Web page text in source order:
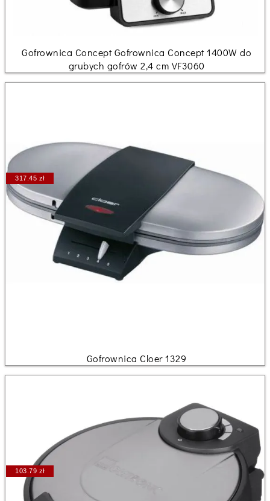
Gofrownica Concept Gofrownica Concept 1400W do
grubych gofrów 2,4 cm VF3060
317.45 zł
Gofrownica Cloer 1329
103.79 zł